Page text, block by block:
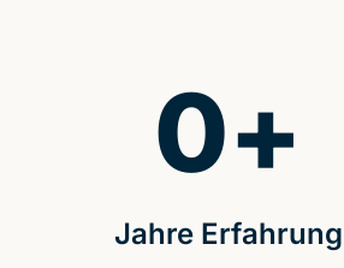
Jahre Erfahrung
0+